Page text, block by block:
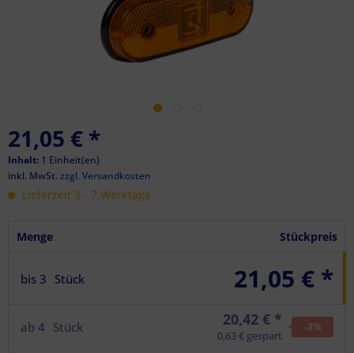
21,05 € *
Inhalt: 1 Einheit(en)
inkl. MwSt. zzgl. Versandkosten
Lieferzeit 3 - 7 Werktage
Menge Stückpreis
bis 3 Stück 21,05 € *
ab 4 Stück 20,42 € *
0,63 € gespart
-3%